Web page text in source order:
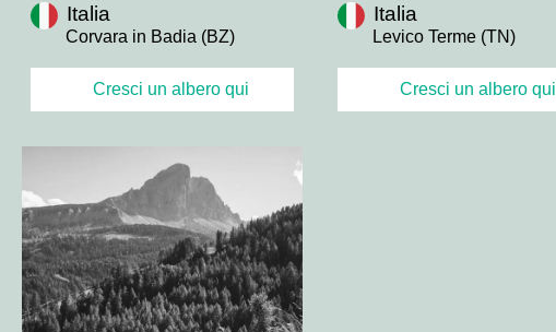
Italia
Corvara in Badia (BZ)
Cresci un albero qui
Italia
Levico Terme (TN)
Cresci un albero qui